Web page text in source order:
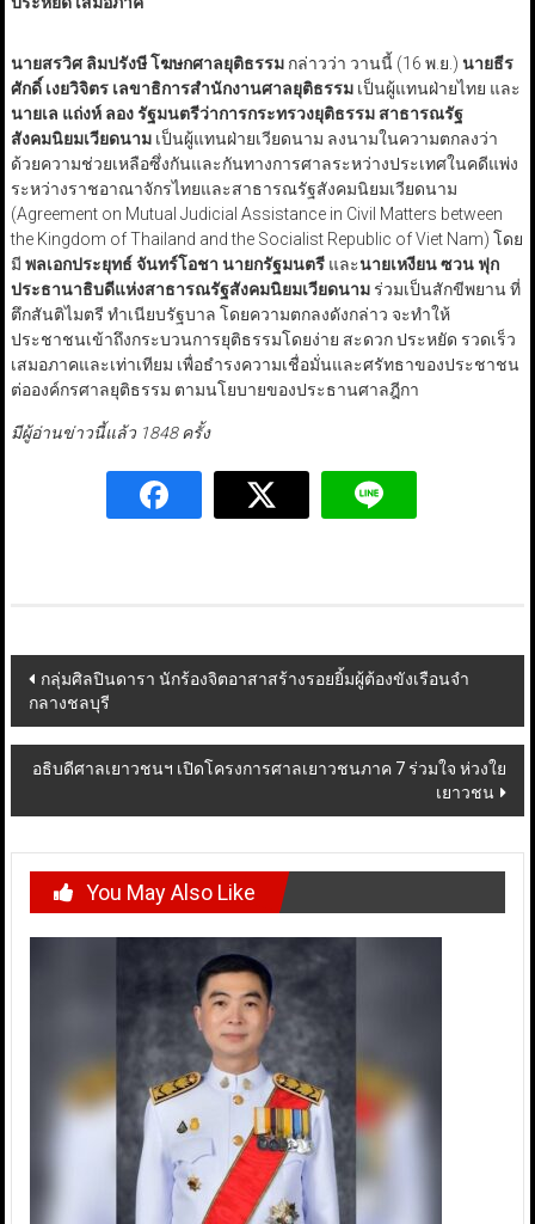
นายสรวิศ ลิมปรังษี โฆษกศาลยุติธรรมกล่าวว่า วานนี้ (16 พ.ย.) นายธีร
ศักดิ์ เงยวิจิตร เลขาธิการสำนักงานศาลยุติธรรมเป็นผู้แทนฝ่ายไทย และ
นายเล แถ่งห์ ลอง รัฐมนตรีว่าการกระทรวงยุติธรรม สาธารณรัฐ
สังคมนิยมเวียดนามเป็นผู้แทนฝ่ายเวียดนาม ลงนามในความตกลงว่า
ด้วยความช่วยเหลือซึ่งกันและกันทางการศาลระหว่างประเทศในคดีแพ่ง
ระหว่างราชอาณาจักรไทยและสาธารณรัฐสังคมนิยมเวียดนาม
(Agreement on Mutual Judicial Assistance in Civil Matters between
the Kingdom of Thailand and the Socialist Republic of Viet Nam) โดย
มี พลเอกประยุทธ์ จันทร์โอชา นายกรัฐมนตรีและนายเหงียน ซวน ฟุก
ประธานาธิบดีแห่งสาธารณรัฐสังคมนิยมเวียดนามร่วมเป็นสักขีพยาน ที่
ตึกสันติไมตรี ทำเนียบรัฐบาล โดยความตกลงดังกล่าว จะทำให้
ประชาชนเข้าถึงกระบวนการยุติธรรมโดยง่าย สะดวก ประหยัด รวดเร็ว
เสมอภาคและเท่าเทียม เพื่อธำรงความเชื่อมั่นและศรัทธาของประชาชน
ต่อองค์กรศาลยุติธรรม ตามนโยบายของประธานศาลฎีกา
มีผู้อ่านข่าวนี้แล้ว 1848 ครั้ง
Post
navigation
กลุ่มศิลปินดารา นักร้องจิตอาสาสร้างรอยยิ้มผู้ต้องขังเรือนจำ
กลางชลบุรี
อธิบดีศาลเยาวชนฯ เปิดโครงการศาลเยาวชนภาค 7 ร่วมใจ ห่วงใย
เยาวชน
You May Also Like